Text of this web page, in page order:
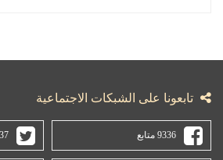
تابعونا على الشبكات الاجتماعية
9336 متابع 937